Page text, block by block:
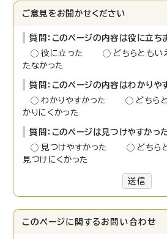
ご意見をお聞かせください
質問：このページの内容は役に立ち
役に立った
どちらとも
たなかった
質問：このページの内容はわかりや
わかりやすかった
どちら
かりにくかった
質問：このページは見つけやすかっ
見つけやすかった
どちら
見つけにくかった
送信
このページに関する お問い合わせ